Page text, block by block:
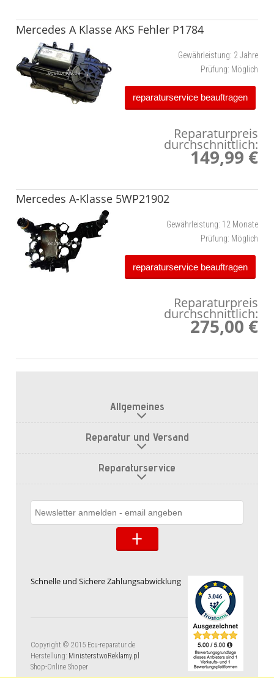
Mercedes A Klasse AKS Fehler P1784
Gewährleistung: 2 Jahre
Prüfung: Möglich
reparaturservice beauftragen
Reparaturpreis
durchschnittlich:
149,99 €
Mercedes A-Klasse 5WP21902
Gewährleistung: 12 Monate
Prüfung: Möglich
reparaturservice beauftragen
Reparaturpreis
durchschnittlich:
275,00 €
Allgemeines
Reparatur und Versand
Reparaturservice
Schnelle und Sichere Zahlungsabwicklung
Copyright © 2015 Ecu-reparatur.de
Herstellung: MinisterstwoReklamy.pl
Shop-Online Shoper